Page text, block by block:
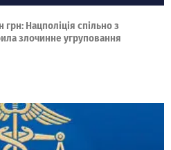
Нацполіція спільно з
злочинне угруповання